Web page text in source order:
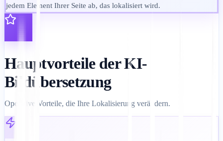
jedem Element Ihrer Seite ab, das lokalisiert wird.
Hauptvorteile der KI-
Bildübersetzung
Operative Vorteile, die Ihre Lokalisierung verändern.